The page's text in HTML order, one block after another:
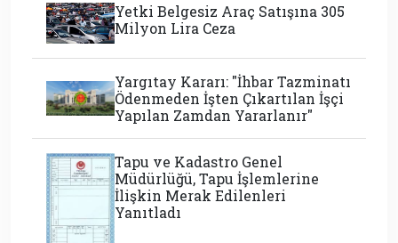
Yetki Belgesiz Araç Satışına 305
Milyon Lira Ceza
Yargıtay Kararı: "İhbar Tazminatı
Ödenmeden İşten Çıkartılan İşçi
Yapılan Zamdan Yararlanır"
Tapu ve Kadastro Genel
Müdürlüğü, Tapu İşlemlerine
İlişkin Merak Edilenleri
Yanıtladı